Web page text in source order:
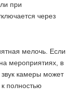
при
через
мелочь. Если
мероприятиях, в
камеры может
полностью